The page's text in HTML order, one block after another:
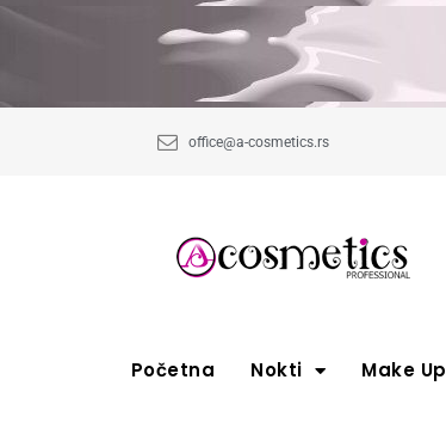
office@a-cosmetics.rs
Početna Nokti Make Up